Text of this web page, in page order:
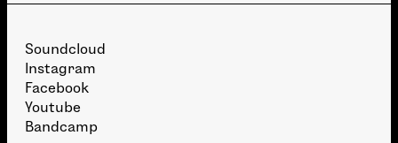
Soundcloud
Instagram
Facebook
Youtube
Bandcamp